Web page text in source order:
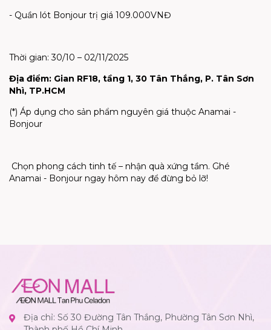
- Quần lót Bonjour trị giá 109.000VNĐ
Thời gian: 30/10 – 02/11/2025
Địa điểm: Gian RF18, tầng 1, 30 Tân Thắng, P. Tân Sơn
Nhì, TP.HCM
(*) Áp dụng cho sản phẩm nguyên giá thuộc Anamai -
Bonjour
Chọn phong cách tinh tế – nhận quà xứng tầm. Ghé
Anamai - Bonjour ngay hôm nay để đừng bỏ lỡ!
Địa chỉ: Số 30 Đường Tân Thắng, Phường Tân Sơn Nhì,